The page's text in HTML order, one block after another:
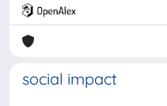
social impact